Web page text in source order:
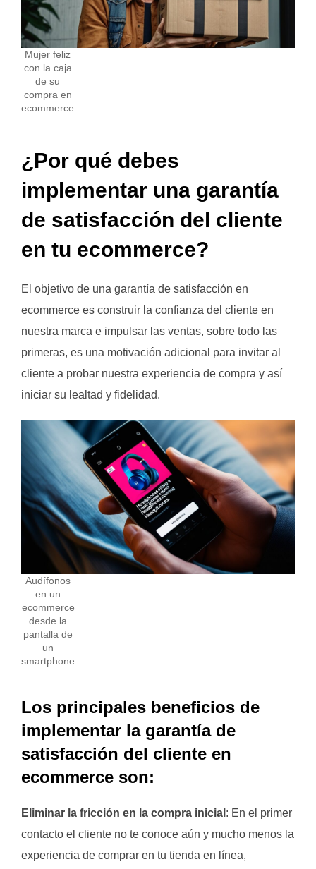
Mujer feliz
con la caja
de su
compra en
ecommerce
¿Por qué debes
implementar una garantía
de satisfacción del cliente
en tu ecommerce?
El objetivo de una garantía de satisfacción en
ecommerce es construir la confianza del cliente en
nuestra marca e impulsar las ventas, sobre todo las
primeras, es una motivación adicional para invitar al
cliente a probar nuestra experiencia de compra y así
iniciar su lealtad y fidelidad.
Audífonos
en un
ecommerce
desde la
pantalla de
un
smartphone
Los principales beneficios de
implementar la garantía de
satisfacción del cliente en
ecommerce son:
Eliminar la fricción en la compra inicial : En el primer
contacto el cliente no te conoce aún y mucho menos la
experiencia de comprar en tu tienda en línea,